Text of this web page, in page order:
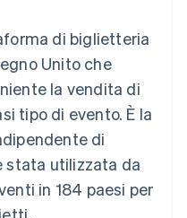
in base
e
con gli
di biglietteria
Unito che
la vendita di
tipo di evento. È la
di
stata utilizzata da
in 184 paesi per